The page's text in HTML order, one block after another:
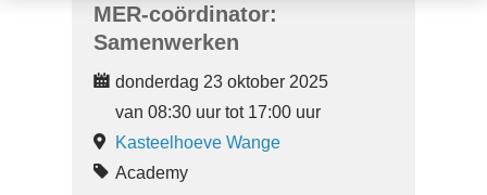
MER-coördinator:
Samenwerken
donderdag 23 oktober 2025
van 08:30 uur tot 17:00 uur
Kasteelhoeve Wange
Academy
Login